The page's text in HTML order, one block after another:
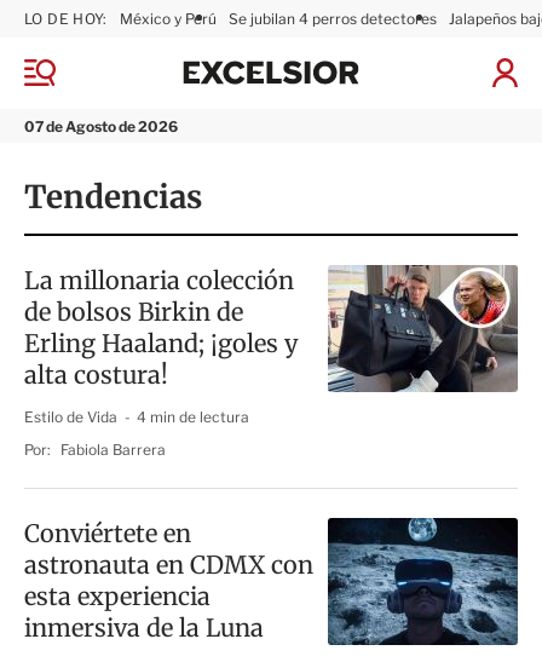
M
n
07 de Agosto de 2026
LO DE HOY: México y Perú Se jubilan 4 perros detectores Jalapeños
I
S
e
s
i
ó
n
x
r
Tendencias
La millonaria colección
de bolsos Birkin de
Erling Haaland; ¡goles y
alta costura!
Estilo de Vida
4 min de lectura
Por:
Fabiola Barrera
Conviértete en
astronauta en CDMX con
esta experiencia
inmersiva de la Luna